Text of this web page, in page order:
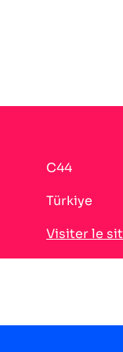
C44
Türkiye
Visiter le